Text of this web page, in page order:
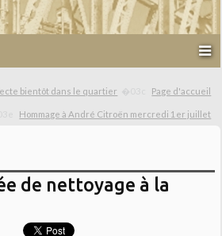
bientôt dans le quartier Page d'accueil
Hommage à André Citroën mercredi 1er juillet
de nettoyage à la